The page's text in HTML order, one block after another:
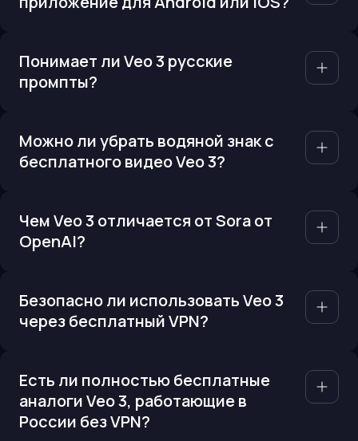
Понимает ли Veo 3 русские
промпты?
Можно ли убрать водяной знак с
бесплатного видео Veo 3?
Чем Veo 3 отличается от Sora от
OpenAI?
Безопасно ли использовать Veo 3
через бесплатный VPN?
Есть ли полностью бесплатные
аналоги Veo 3, работающие в
России без VPN?